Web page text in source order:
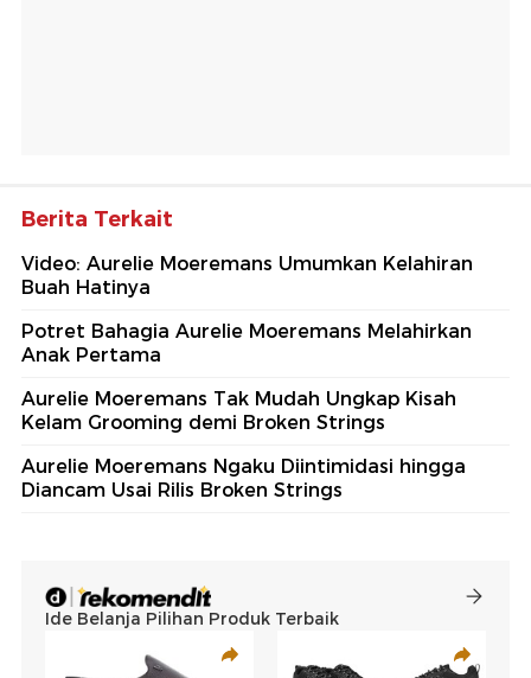
Berita Terkait
Video: Aurelie Moeremans Umumkan Kelahiran
Buah Hatinya
Potret Bahagia Aurelie Moeremans Melahirkan
Anak Pertama
Aurelie Moeremans Tak Mudah Ungkap Kisah
Kelam Grooming demi Broken Strings
Aurelie Moeremans Ngaku Diintimidasi hingga
Diancam Usai Rilis Broken Strings